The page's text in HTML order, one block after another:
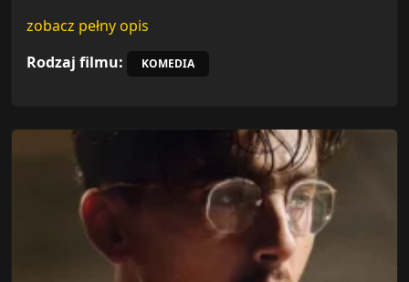
zobacz pełny opis
Rodzaj filmu:
KOMEDIA